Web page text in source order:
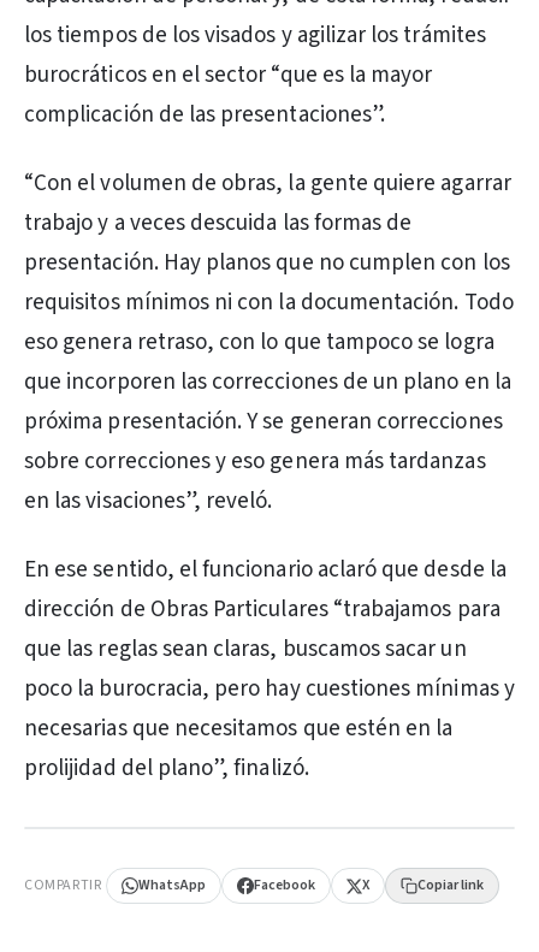
los tiempos de los visados y agilizar los trámites
burocráticos en el sector “que es la mayor
complicación de las presentaciones”.
“Con el volumen de obras, la gente quiere agarrar
trabajo y a veces descuida las formas de
presentación. Hay planos que no cumplen con los
requisitos mínimos ni con la documentación. Todo
eso genera retraso, con lo que tampoco se logra
que incorporen las correcciones de un plano en la
próxima presentación. Y se generan correcciones
sobre correcciones y eso genera más tardanzas
en las visaciones”, reveló.
En ese sentido, el funcionario aclaró que desde la
dirección de Obras Particulares “trabajamos para
que las reglas sean claras, buscamos sacar un
poco la burocracia, pero hay cuestiones mínimas y
necesarias que necesitamos que estén en la
prolijidad del plano”, finalizó.
COMPARTIR WhatsApp Facebook X Copiar link